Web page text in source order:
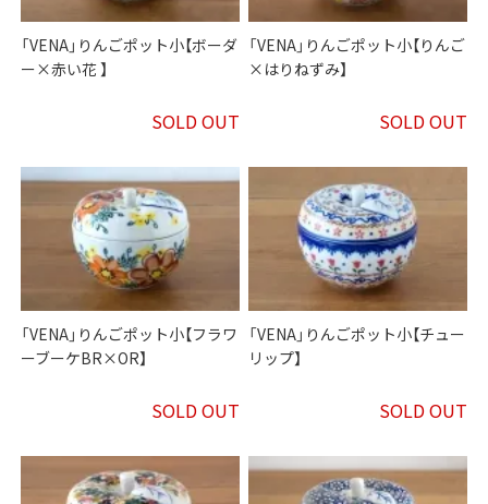
「VENA」りんごポット小【ボーダ
ー×赤い花 】
SOLD OUT
「VENA」りんごポット小【りんご
×はりねずみ】
SOLD OUT
「VENA」りんごポット小【フラワ
ーブーケBR×OR】
SOLD OUT
「VENA」りんごポット小【チュー
リップ】
SOLD OUT